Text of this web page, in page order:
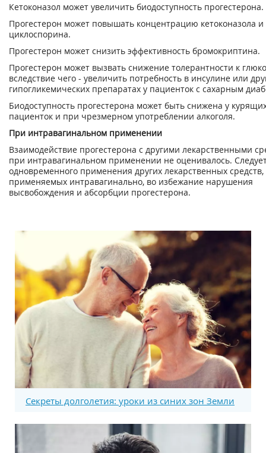
Кетоконазол может увеличить биодоступность прогестерона.
Прогестерон может повышать концентрацию кетоконазола и
циклоспорина.
Прогестерон может снизить эффективность бромокриптина.
Прогестерон может вызвать снижение толерантности к
вследствие чего - увеличить потребность в инсулине или
гипогликемических препаратах у пациенток с сахарным
Биодоступность прогестерона может быть снижена у
пациенток и при чрезмерном употреблении алкоголя.
При интравагинальном применении
Взаимодействие прогестерона с другими лекарственными
при интравагинальном применении не оценивалось.
одновременного применения других лекарственных средств,
применяемых интравагинально, во избежание нарушения
высвобождения и абсорбции прогестерона.
Секреты долголетия: уроки из синих зон Земли